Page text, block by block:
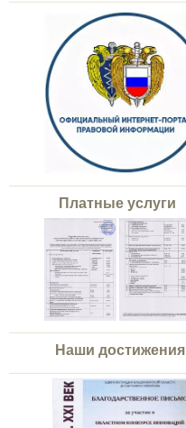
Платные услуги
Наши достижения